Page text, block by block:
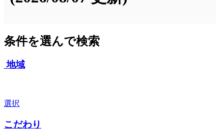
条件を選んで検索
地域
選択
こだわり